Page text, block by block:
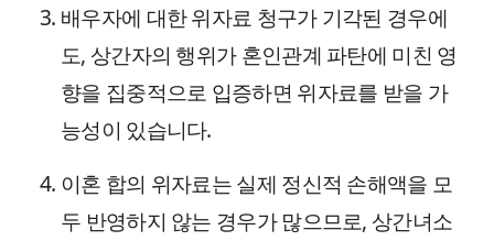
배우자에 대한 위자료 청구가 기각된 경우에
도, 상간자의 행위가 혼인관계 파탄에 미친 영
향을 집중적으로 입증하면 위자료를 받을 가
능성이 있습니다.
이혼 합의 위자료는 실제 정신적 손해액을 모
두 반영하지 않는 경우가 많으므로, 상간녀소